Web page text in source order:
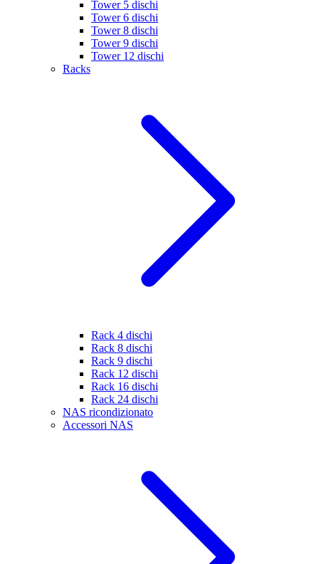
Tower 5 dischi
Tower 6 dischi
Tower 8 dischi
Tower 9 dischi
Tower 12 dischi
Racks
Rack 4 dischi
Rack 8 dischi
Rack 9 dischi
Rack 12 dischi
Rack 16 dischi
Rack 24 dischi
NAS ricondizionato
Accessori NAS